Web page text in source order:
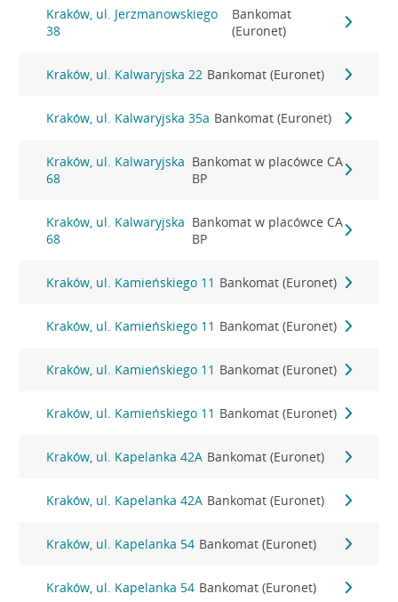
Kraków, ul. Jerzmanowskiego
38
Bankomat
(Euronet)
Kraków, ul. Kalwaryjska 22 Bankomat (Euronet)
Kraków, ul. Kalwaryjska 35a Bankomat (Euronet)
Kraków, ul. Kalwaryjska
68
Bankomat w placówce CA
BP
Kraków, ul. Kalwaryjska
68
Bankomat w placówce CA
BP
Kraków, ul. Kamieńskiego 11 Bankomat (Euronet)
Kraków, ul. Kamieńskiego 11 Bankomat (Euronet)
Kraków, ul. Kamieńskiego 11 Bankomat (Euronet)
Kraków, ul. Kamieńskiego 11 Bankomat (Euronet)
Kraków, ul. Kapelanka 42A Bankomat (Euronet)
Kraków, ul. Kapelanka 42A Bankomat (Euronet)
Kraków, ul. Kapelanka 54 Bankomat (Euronet)
Kraków, ul. Kapelanka 54 Bankomat (Euronet)